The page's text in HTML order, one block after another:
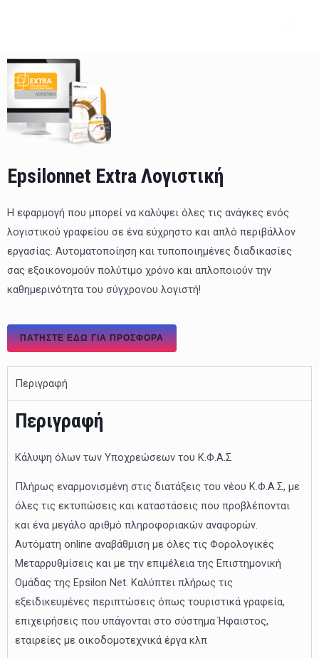
Epsilonnet Extra Λογιστική
Η εφαρμογή που μπορεί να καλύψει όλες τις ανάγκες ενός
λογιστικού γραφείου σε ένα εύχρηστο και απλό περιβάλλον
εργασίας. Αυτοματοποίηση και τυποποιημένες διαδικασίες
σας εξοικονομούν πολύτιμο χρόνο και απλοποιούν την
καθημερινότητα του σύγχρονου λογιστή!
ΠΑΤΉΣΤΕ ΕΔΏ ΓΙΑ ΠΡΟΣΦΟΡΑ
Περιγραφή
Περιγραφή
Κάλυψη όλων των Υποχρεώσεων του Κ.Φ.Α.Σ
Πλήρως εναρμονισμένη στις διατάξεις του νέου Κ.Φ.Α.Σ, με
όλες τις εκτυπώσεις και καταστάσεις που προβλέπονται
και ένα μεγάλο αριθμό πληροφοριακών αναφορών.
Αυτόματη online αναβάθμιση με όλες τις Φορολογικές
Μεταρρυθμίσεις και με την επιμέλεια της Επιστημονική
Ομάδας της Epsilon Net. Καλύπτει πλήρως τις
εξειδικευμένες περιπτώσεις όπως τουριστικά γραφεία,
επιχειρήσεις που υπάγονται στο σύστημα Ήφαιστος,
εταιρείες με οικοδομοτεχνικά έργα κλπ